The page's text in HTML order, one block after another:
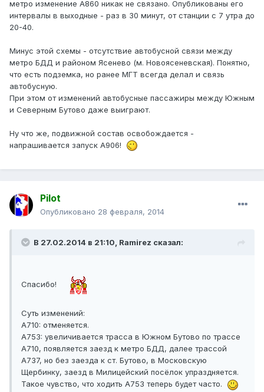
метро изменение А860 никак не связано. Опубликованы его
интервалы в выходные - раз в 30 минут, от станции с 7 утра до
20-40.
Минус этой схемы - отсутствие автобусной связи между
метро БДД и районом Ясенево (м. Новоясеневская). Понятно,
что есть подземка, но ранее МГТ всегда делал и связь
автобусную.
При этом от изменений автобусные пассажиры между Южным
и Северным Бутово даже выиграют.
Ну что же, подвижной состав освобождается -
напрашивается запуск А906!
Pilot
Опубликовано 28 февраля, 2014
В 27.02.2014 в 21:10, Ramirez сказал:
Спасибо!
Суть изменений:
А710: отменяется.
А753: увеличивается трасса в Южном Бутово по трассе
А710, появляется заезд к метро БДД, далее трассой
А737, но без заезда к ст. Бутово, в Московскую
Щербинку, заезд в Милицейский посёлок упраздняется.
Такое чувство, что ходить А753 теперь будет часто.